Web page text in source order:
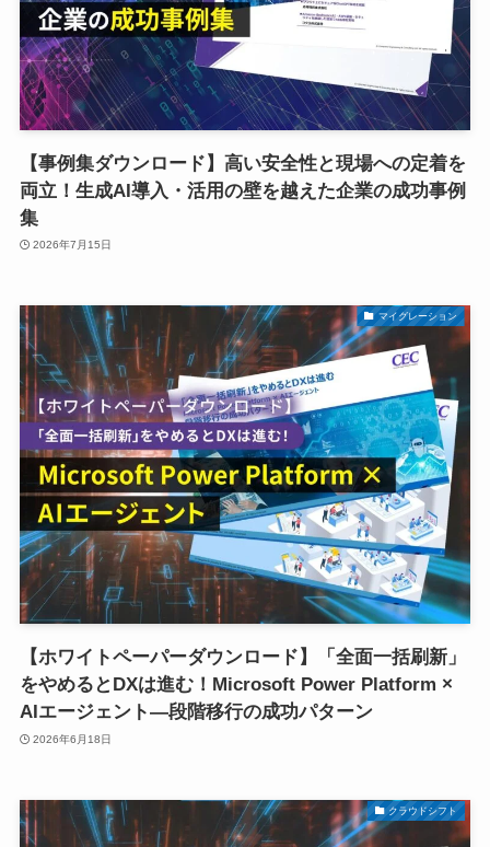
【事例集ダウンロード】高い安全性と現場への定着を
両立！生成AI導入・活用の壁を越えた企業の成功事例
集
2026年7月15日
マイグレーション
【ホワイトペーパーダウンロード】「全面一括刷新」
をやめるとDXは進む！Microsoft Power Platform ×
AIエージェント―段階移行の成功パターン
2026年6月18日
クラウドシフト